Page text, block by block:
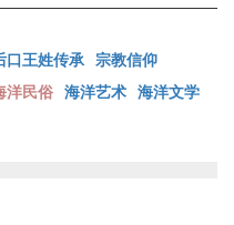
口王姓传承 宗教信仰
洋民俗 海洋艺术 海洋文学